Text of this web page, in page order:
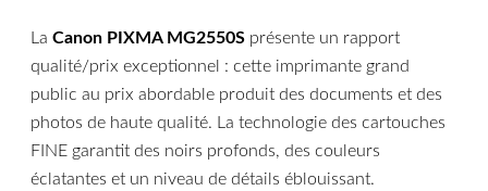
LaCanon PIXMA MG2550S présente un rapport
qualité/prix exceptionnel : cette imprimante grand
public au prix abordable produit des documents et des
photos de haute qualité. La technologie des cartouches
FINE garantit des noirs profonds, des couleurs
éclatantes et un niveau de détails éblouissant.